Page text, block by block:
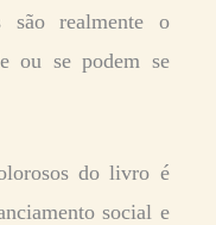
são realmente o
ou se podem se
do livro é
social e